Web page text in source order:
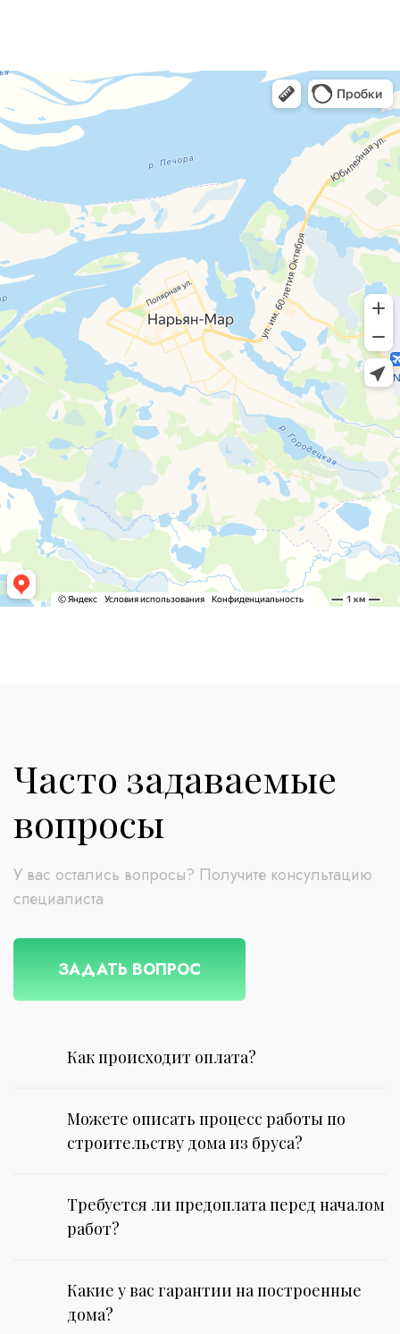
Часто задаваемые
вопросы
У вас остались вопросы? Получите консультацию
специалиста
ЗАДАТЬ ВОПРОС
Как происходит оплата?
Можете описать процесс работы по
строительству дома из бруса?
Требуется ли предоплата перед началом
работ?
Какие у вас гарантии на построенные
дома?